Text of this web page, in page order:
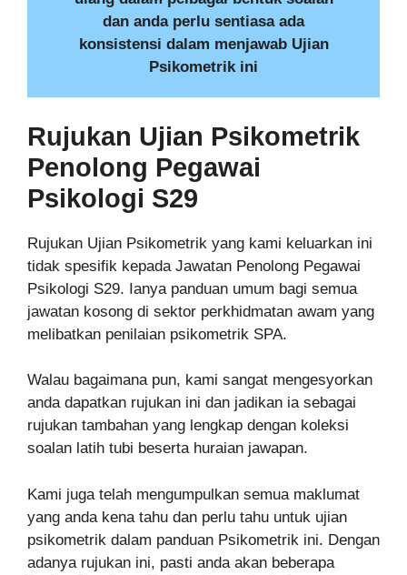
dan anda perlu sentiasa ada
konsistensi dalam menjawab Ujian
Psikometrik ini
Rujukan Ujian Psikometrik
Penolong Pegawai
Psikologi S29
Rujukan Ujian Psikometrik yang kami keluarkan ini
tidak spesifik kepada Jawatan Penolong Pegawai
Psikologi S29. Ianya panduan umum bagi semua
jawatan kosong di sektor perkhidmatan awam yang
melibatkan penilaian psikometrik SPA.
Walau bagaimana pun, kami sangat mengesyorkan
anda dapatkan rujukan ini dan jadikan ia sebagai
rujukan tambahan yang lengkap dengan koleksi
soalan latih tubi beserta huraian jawapan.
Kami juga telah mengumpulkan semua maklumat
yang anda kena tahu dan perlu tahu untuk ujian
psikometrik dalam panduan Psikometrik ini. Dengan
adanya rujukan ini, pasti anda akan beberapa